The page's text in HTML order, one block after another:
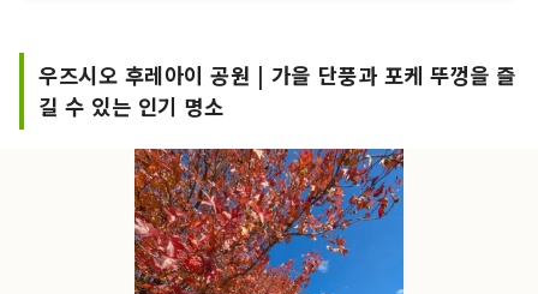
우즈시오 후레아이 공원 | 가을 단풍과 포케 뚜껑을 즐
길 수 있는 인기 명소